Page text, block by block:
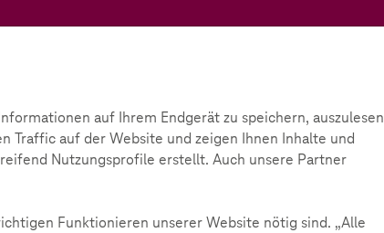
aufbrechen
auf Ihrem Endgerät zu speichern, auszulesen
Traffic auf der Website und zeigen Ihnen Inhalte und
Nutzungsprofile erstellt. Auch unsere Partner
Funktionieren unserer Website nötig sind. „Alle